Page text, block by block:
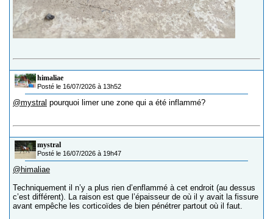
himaliae
Posté le 16/07/2026 à 13h52
@mystral pourquoi limer une zone qui a été inflammé?
mystral
Posté le 16/07/2026 à 19h47
@himaliae
Techniquement il n’y a plus rien d’enflammé à cet endroit (au dessus
c’est différent). La raison est que l’épaisseur de où il y avait la fissure
avant empêche les corticoïdes de bien pénétrer partout où il faut.